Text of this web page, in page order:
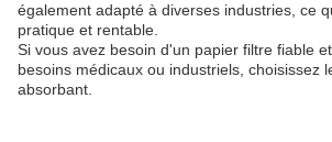
également adapté à diverses industries, ce
pratique et rentable.
Si vous avez besoin d'un papier filtre fiable
besoins médicaux ou industriels, choisissez
absorbant.